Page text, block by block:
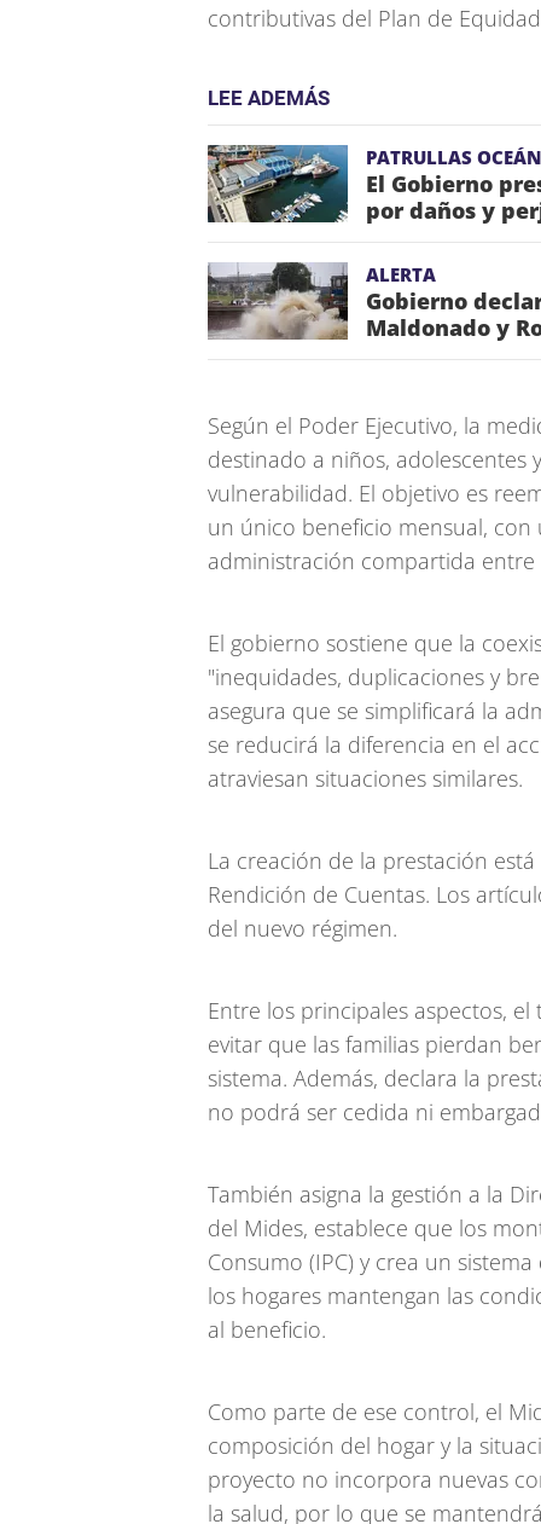
contributivas del Plan de
LEE ADEMÁS
PATRULLAS
El Gobierno
por daños y
ALERTA
Gobierno
Maldonado y
Según el Poder Ejecutivo, la
destinado a niños, adolescentes
vulnerabilidad. El objetivo es
un único beneficio mensual,
administración compartida entre
El gobierno sostiene que la
"inequidades, duplicaciones y
asegura que se simplificará la
se reducirá la diferencia en el
atraviesan situaciones similares.
La creación de la prestación
Rendición de Cuentas. Los
del nuevo régimen.
Entre los principales aspectos,
evitar que las familias pierdan
sistema. Además, declara la
no podrá ser cedida ni
También asigna la gestión a la
del Mides, establece que los
Consumo (IPC) y crea un
los hogares mantengan las
al beneficio.
Como parte de ese control, el
composición del hogar y la
proyecto no incorpora nuevas
la salud, por lo que se